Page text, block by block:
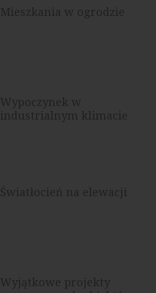
Mieszkania w ogrodzie
Wypoczynek w
industrialnym klimacie
Światłocień na elewacji
Wyjątkowe projekty